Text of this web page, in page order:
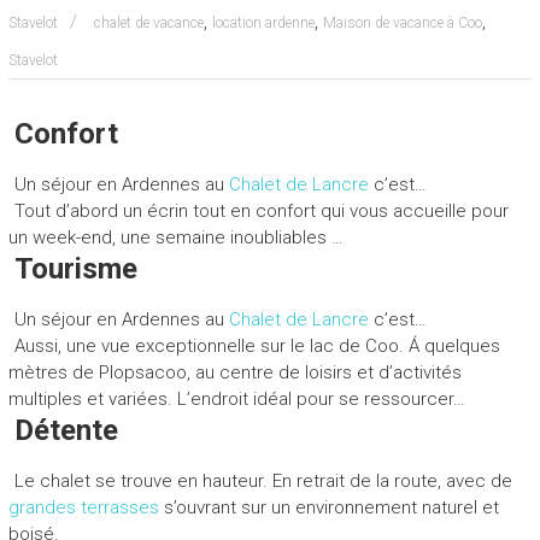
Stavelot chalet de vacance, location ardenne, Maison de vacance à Coo,
Stavelot
Confort
Un séjour en Ardennes au Chalet de Lancre c’est…
Tout d’abord un écrin tout en confort qui vous accueille pour
un week-end, une semaine inoubliables …
Tourisme
Un séjour en Ardennes au Chalet de Lancre c’est…
Aussi, une vue exceptionnelle sur le lac de Coo. Á quelques
mètres de Plopsacoo, au centre de loisirs et d’activités
multiples et variées. L’endroit idéal pour se ressourcer…
Détente
Le chalet se trouve en hauteur. En retrait de la route, avec de
grandes terrasses s’ouvrant sur un environnement naturel et
boisé.